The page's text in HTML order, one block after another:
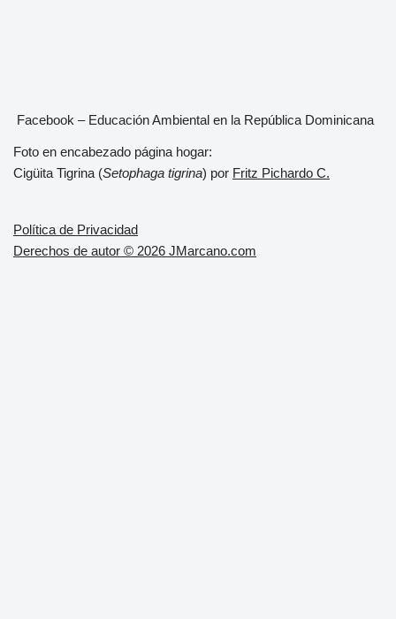
Facebook – Educación Ambiental en la República Dominicana
Foto en encabezado página hogar:
Cigüita Tigrina (Setophaga tigrina) por Fritz Pichardo C.
Política de Privacidad
Derechos de autor © 2026 JMarcano.com